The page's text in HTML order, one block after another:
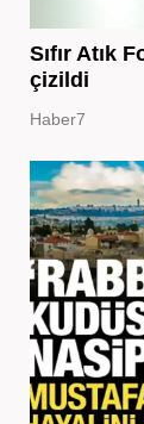
Sıfır Atık
çizildi
Haber7